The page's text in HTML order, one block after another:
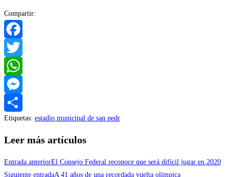
Compartir:
Facebook
Twitter
WhatsApp
Messenger
Compartir
Etiquetas: estadio municipal de san pedr
Leer más artículos
Entrada anteriorEl Consejo Federal reconoce que será difícil jugar en 2020
Siguiente entradaA 41 años de una recordada vuelta olímpica